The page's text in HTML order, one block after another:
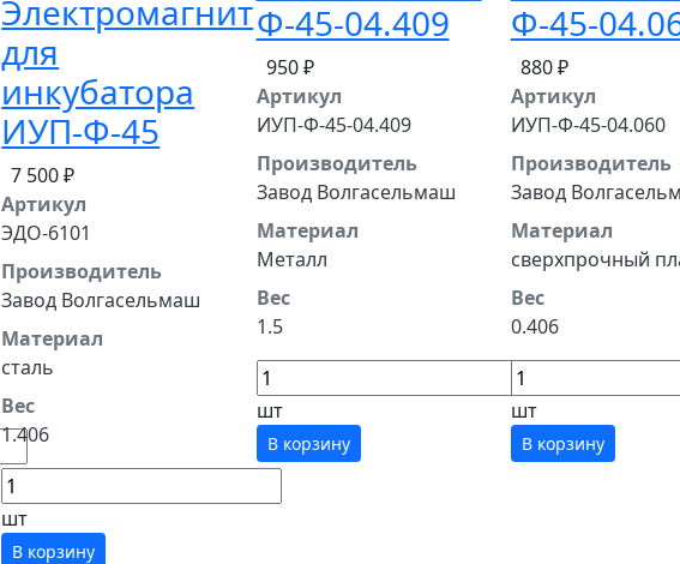
Электромагнит
для
инкубатора
ИУП-Ф-45
7 500 ₽
Артикул
ЭДО-6101
Производитель
Завод Волгасельмаш
Материал
сталь
Вес
1.406
шт
В корзину
Ф-45-04.409
950 ₽
Артикул
ИУП-Ф-45-04.409
Производитель
Завод Волгасельмаш
Материал
Металл
Вес
1.5
шт
В корзину
Ф-45-
880 ₽
Артикул
ИУП-Ф-45-04.060
Производитель
Завод
Материал
сверхпрочный
Вес
0.406
шт
В корзину